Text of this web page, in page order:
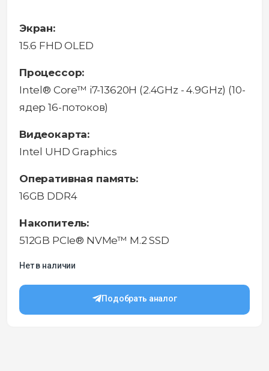
Экран:
15.6 FHD OLED
Процессор:
Intel® Core™ i7-13620H (2.4GHz - 4.9GHz) (10-
ядер 16-потоков)
Видеокарта:
Intel UHD Graphics
Оперативная память:
16GB DDR4
Накопитель:
512GB PCIe® NVMe™ M.2 SSD
Нет в наличии
Подобрать аналог